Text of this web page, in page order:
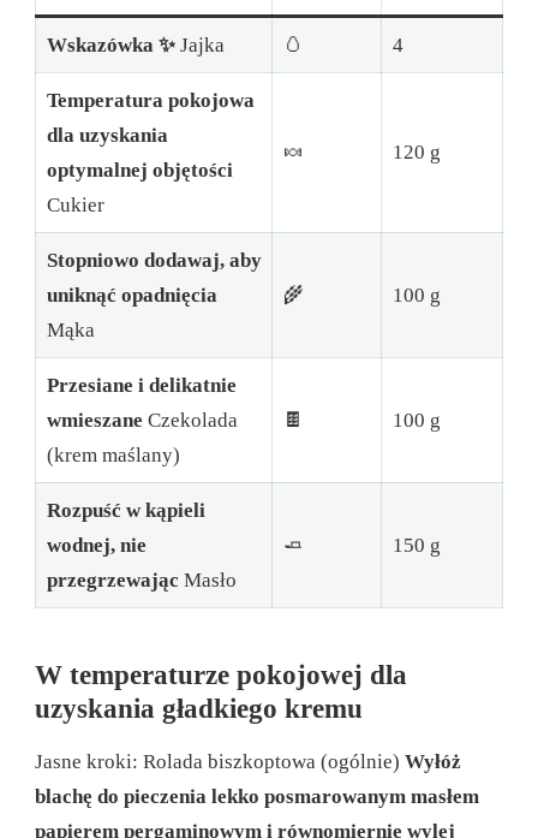
Wskazówka ✨Jajka 🥚 4
Temperatura pokojowa
dla uzyskania
optymalnej objętości
Cukier
🍬 120 g
Stopniowo dodawaj, aby
uniknąć opadnięcia
Mąka
🌾 100 g
Przesiane i delikatnie
wmieszane Czekolada
(krem maślany)
🍫 100 g
Rozpuść w kąpieli
wodnej, nie
przegrzewając Masło
🧈 150 g
W temperaturze pokojowej dla
uzyskania gładkiego kremu
Jasne kroki: Rolada biszkoptowa (ogólnie) Wyłóż
blachę do pieczenia lekko posmarowanym masłem
papierem pergaminowym i równomiernie wylej